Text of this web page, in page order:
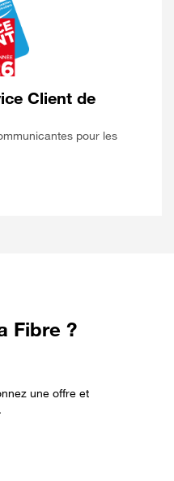
Client de
pour les
Fibre ?
une offre et